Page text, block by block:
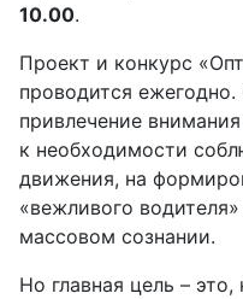
10.00.
Проект и конкурс
проводится ежегодно.
привлечение
к необходимости
движения, на
«вежливого
массовом сознании.
Но главная цель –